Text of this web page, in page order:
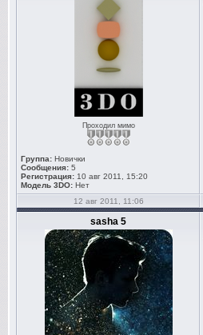
Проходил мимо
Группа: Новички
Сообщения: 5
Регистрация: 10 авг 2011, 15:20
Модель 3DO: Нет
12 авг 2011, 11:06
sasha 5